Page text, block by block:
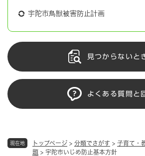
現在地 トップページ > 分類でさがす > 子育て・
題 > 宇陀市いじめ防止基本方針
宇陀市鳥獣被害防止計画
見つからないと
よくある質問と